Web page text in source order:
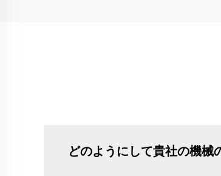
どのようにして貴社の機械